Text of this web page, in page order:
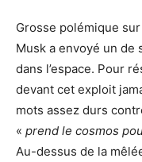
Grosse polémique
Musk a envoyé un de
dans l’espace. Pour
devant cet exploit
mots assez durs
« prend le cosmos
Au-dessus de la